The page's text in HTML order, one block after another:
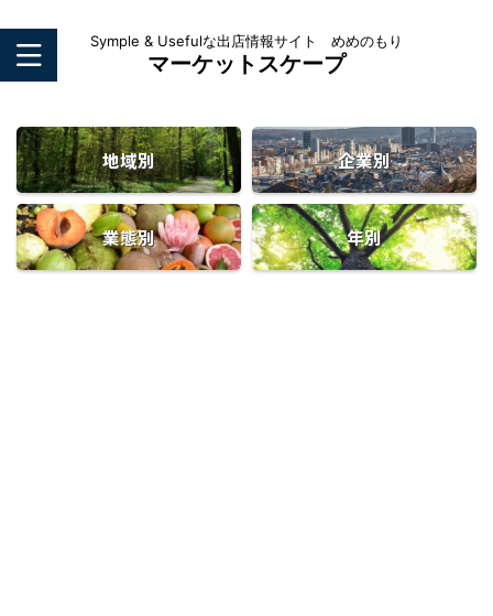
Symple & Usefulな出店情報サイト めめのもり
マーケットスケープ
地域別 企業別
業態別 年別